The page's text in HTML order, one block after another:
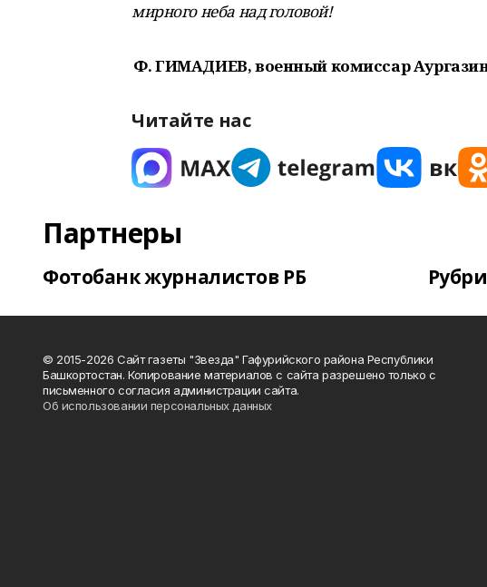
мирного неба над головой!
Ф. ГИМАДИЕВ, военный комиссар
Читайте нас
Партнеры
Фотобанк журналистов РБ
© 2015-2026 Сайт газеты "Звезда" Гафурийского района Республики
Башкортостан. Копирование материалов с сайта разрешено только с
письменного согласия администрации сайта.
Об использовании персональных данных